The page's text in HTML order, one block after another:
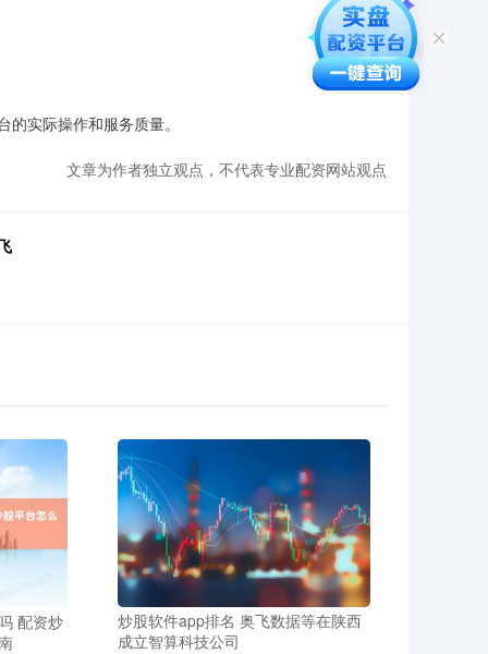
实际操作和服务质量。
文章为作者独立观点，不代表专业配资网站观点
配资炒
炒股软件app排名 奥飞数据等在陕西
成立智算科技公司